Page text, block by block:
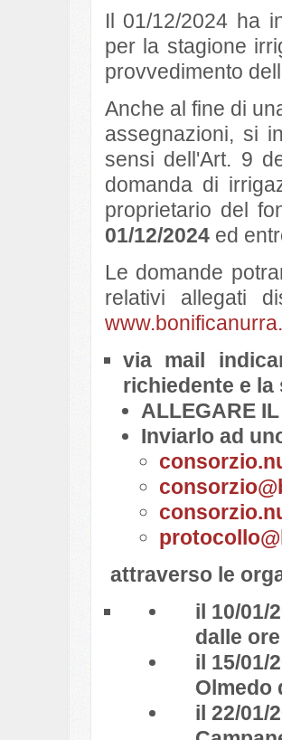
Il 01/12/2024 ha
per la stagione
provvedimento
Anche al fine di
assegnazioni, si
sensi dell'Art. 9
domanda di
proprietario del
01/12/2024ed
Le domande
relativi allegati
via mail
richiedente e la
ALLEGARE
Inviarlo ad
attraverso le
il 10/01/
dalle
il 15/01/
Olmedo
il 22/01/